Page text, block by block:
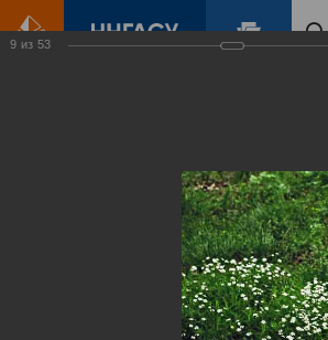
Виртуальные
выставки
9 из 53